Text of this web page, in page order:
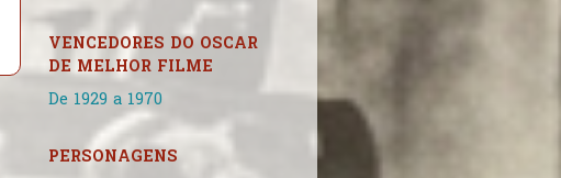
VENCEDORES DO OSCAR
DE MELHOR FILME
De 1929 a 1970
PERSONAGENS